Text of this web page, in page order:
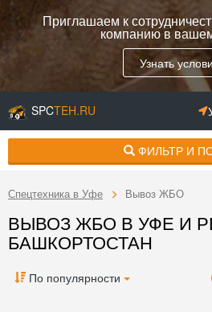
Приглашаем к
компанию в
Узнать
SPCTEH.RU
ФИЛЬТР И
Спецтехника в Уфе Вывоз ЖБО
ВЫВОЗ ЖБО В УФЕ И
БАШКОРТОСТАН
По популярности